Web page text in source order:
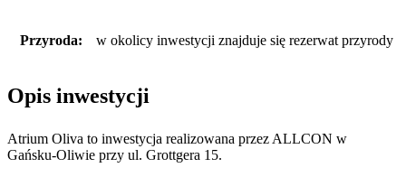
Przyroda: w okolicy inwestycji znajduje się rezerwat przyrody
Opis inwestycji
Atrium Oliva to inwestycja realizowana przez ALLCON w
Gańsku-Oliwie przy ul. Grottgera 15.